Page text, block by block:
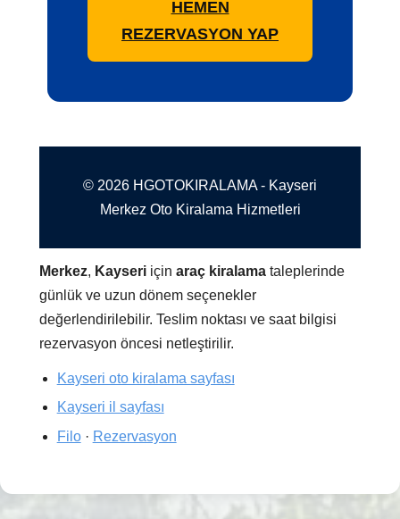
HEMEN
REZERVASYON YAP
© 2026 HGOTOKIRALAMA - Kayseri
Merkez Oto Kiralama Hizmetleri
Merkez, Kayseri içinaraç kiralama taleplerinde
günlük ve uzun dönem seçenekler
değerlendirilebilir. Teslim noktası ve saat bilgisi
rezervasyon öncesi netleştirilir.
Kayseri oto kiralama sayfası
Kayseri il sayfası
Filo· Rezervasyon